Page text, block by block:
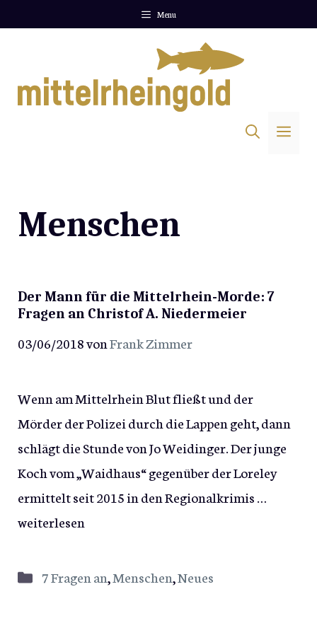
Menu
Menschen
Der Mann für die Mittelrhein-Morde: 7
Fragen an Christof A. Niedermeier
03/06/2018vonFrank Zimmer
Wenn am Mittelrhein Blut fließt und der
Mörder der Polizei durch die Lappen geht, dann
schlägt die Stunde von Jo Weidinger. Der junge
Koch vom „Waidhaus“ gegenüber der Loreley
ermittelt seit 2015 in den Regionalkrimis …
weiterlesen
Kategorien
7 Fragen an,Menschen,Neues